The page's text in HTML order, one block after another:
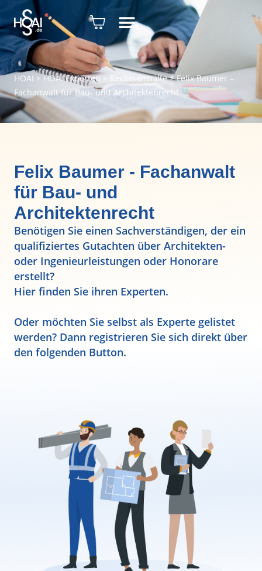
HOAI > HOAI Experten> Rechtsanwälte>Felix Baumer –
Fachanwalt für Bau- und Architektenrecht
Felix Baumer - Fachanwalt
für Bau- und
Architektenrecht
Benötigen Sie einen Sachverständigen, der ein
qualifiziertes Gutachten über Architekten-
oder Ingenieurleistungen oder Honorare
erstellt?
Hier finden Sie ihren Experten.
Oder möchten Sie selbst als Experte gelistet
werden? Dann registrieren Sie sich direkt über
den folgenden Button.